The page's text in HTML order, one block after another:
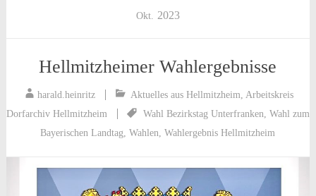
Okt. 2023
Hellmitzheimer Wahlergebnisse
harald.heinritz Aktuelles aus Hellmitzheim,Arbeitskreis
Dorfarchiv Hellmitzheim
Wahl Bezirkstag Unterfranken, Wahl zum
Bayerischen Landtag,Wahlen,Wahlergebnis Hellmitzheim